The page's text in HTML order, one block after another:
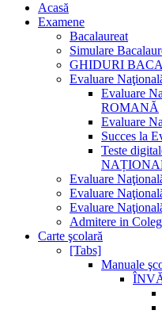
Acasă
Examene
Bacalaureat
Simulare
GHIDURI
Evaluare
Evaluare
ROMANĂ
Evaluare
Succes la
Teste
Evaluare
Evaluare
Evaluare
Admitere in
Carte şcolară
[Tabs]
Manuale